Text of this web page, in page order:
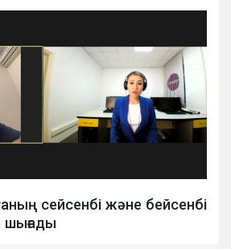
сейсенбі және бейсенбі
шығады